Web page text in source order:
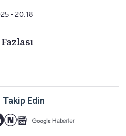
- 20:18
Takip Edin